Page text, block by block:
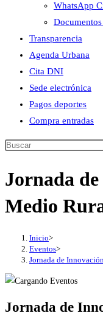
WhatsApp
Transparencia
Agenda Urbana
Cita DNI
Sede electrónica
Pagos deportes
Compra entradas
Buscar
esta
Jornada
Medio
Inicio>
Eventos>
Jornada de
Jornada de